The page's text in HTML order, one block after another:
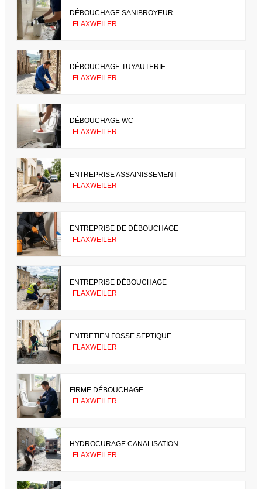
DÉBOUCHAGE SANIBROYEUR
FLAXWEILER
DÉBOUCHAGE TUYAUTERIE
FLAXWEILER
DÉBOUCHAGE WC
FLAXWEILER
ENTREPRISE ASSAINISSEMENT
FLAXWEILER
ENTREPRISE DE DÉBOUCHAGE
FLAXWEILER
ENTREPRISE DÉBOUCHAGE
FLAXWEILER
ENTRETIEN FOSSE SEPTIQUE
FLAXWEILER
FIRME DÉBOUCHAGE
FLAXWEILER
HYDROCURAGE CANALISATION
FLAXWEILER